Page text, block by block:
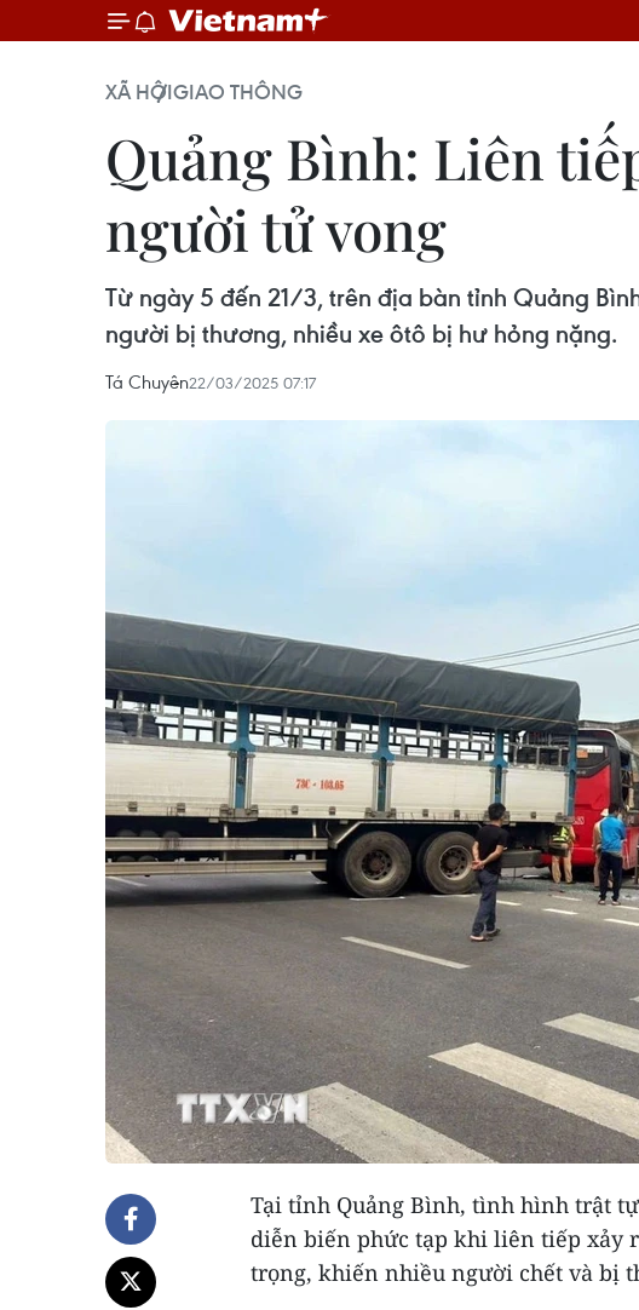
XÃ HỘIGIAO THÔNG
Quảng Bình: Liên
người tử vong
Từ ngày 5 đến 21/3, trên địa bàn tỉnh Quảng
người bị thương, nhiều xe ôtô bị hư hỏng nặng.
Tá Chuyên22/03/2025 07:17
Tại tỉnh Quảng Bình, tình hình trật
diễn biến phức tạp khi liên tiếp xảy
trọng, khiến nhiều người chết và bị